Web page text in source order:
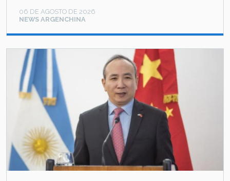
NEWS ARGENCHINA
06 DE AGOSTO DE 2026